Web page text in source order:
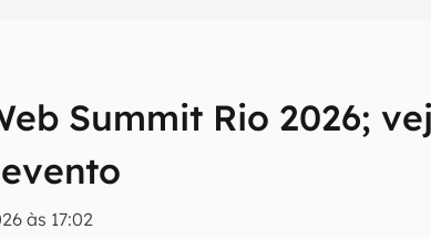
Summit Rio 2026;
às 17:02
e receba notícias e reviews sobre tecnologia